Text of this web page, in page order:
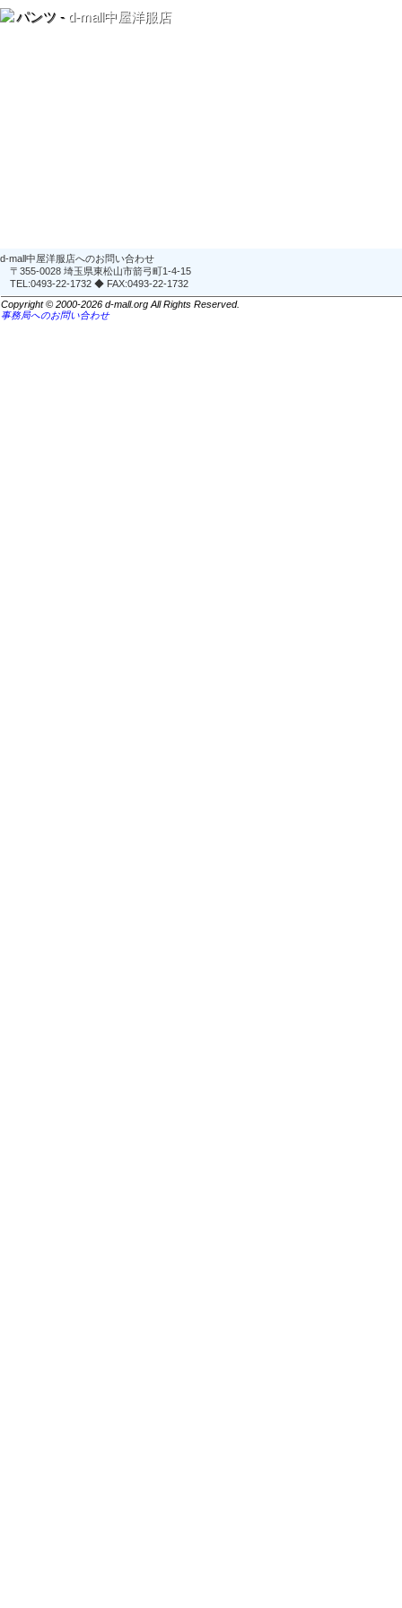
パンツ - d-mall中屋洋服店
d-mall中屋洋服店へのお問い合わせ
〒355-0028 埼玉県東松山市箭弓町1-4-15
TEL:0493-22-1732 ◆ FAX:0493-22-1732
Copyright © 2000-2026 d-mall.org All Rights Reserved.
事務局へのお問い合わせ